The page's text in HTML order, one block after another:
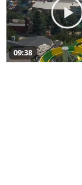
09:38